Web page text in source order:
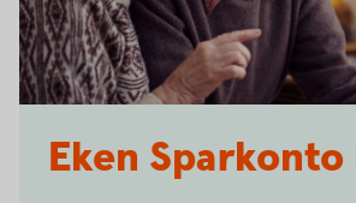
Eken Sparkonto